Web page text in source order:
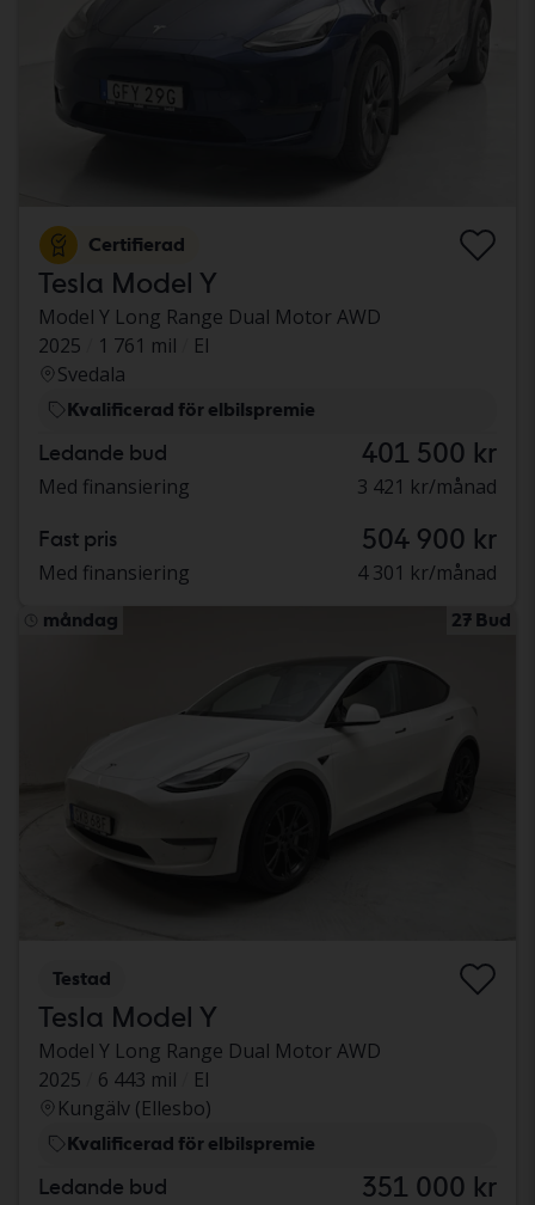
Certifierad
Tesla Model Y
Model Y Long Range Dual Motor AWD
2025
1 761 mil
El
Svedala
Kvalificerad för elbilspremie
Ledande bud 401 500 kr
Med finansiering 3 421 kr/månad
Fast pris 504 900 kr
Med finansiering 4 301 kr/månad
måndag 27 Bud
Testad
Tesla Model Y
Model Y Long Range Dual Motor AWD
2025
6 443 mil
El
Kungälv (Ellesbo)
Kvalificerad för elbilspremie
Ledande bud 351 000 kr